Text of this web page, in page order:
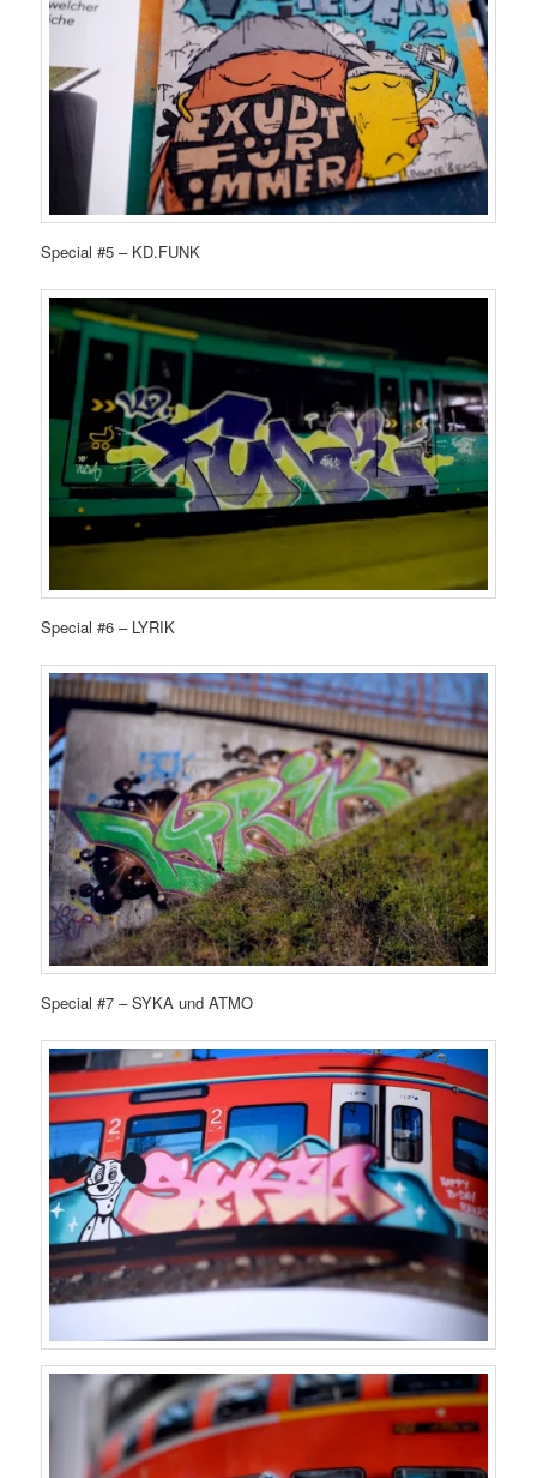
Special #5 – KD.FUNK
Special #6 – LYRIK
Special #7 – SYKA und ATMO